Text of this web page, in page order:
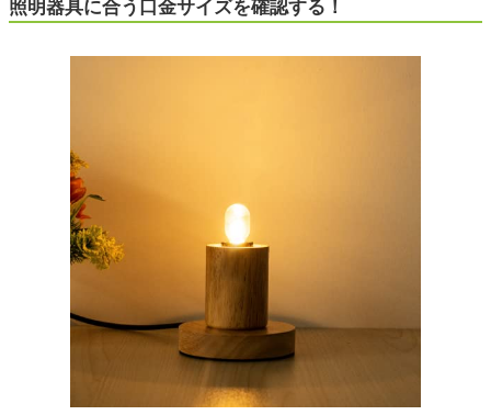
照明器具に合う口金サイズを確認する！